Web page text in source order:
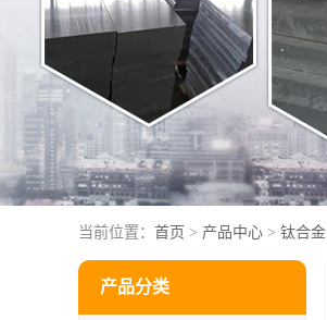
当前位置： 首页 > 产品中心 > 钛合金
产品分类